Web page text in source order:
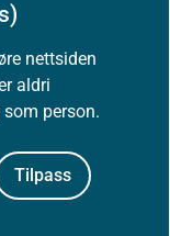
nettsiden
aldri
person.
Tilpass